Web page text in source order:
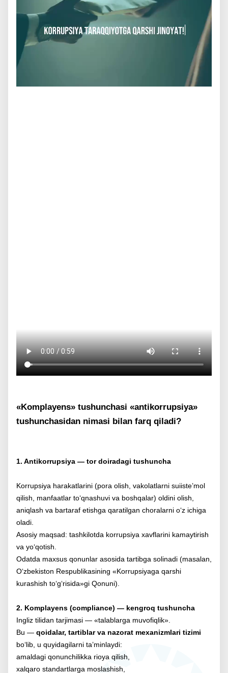
«Komplayens» tushunchasi «antikorrupsiya»
tushunchasidan nimasi bilan farq qiladi?
1. Antikorrupsiya — tor doiradagi tushuncha
Korrupsiya harakatlarini (pora olish, vakolatlarni suiiste’mol
qilish, manfaatlar to‘qnashuvi va boshqalar) oldini olish,
aniqlash va bartaraf etishga qaratilgan choralarni o‘z ichiga
oladi.
Asosiy maqsad: tashkilotda korrupsiya xavflarini kamaytirish
va yo‘qotish.
Odatda maxsus qonunlar asosida tartibga solinadi (masalan,
O‘zbekiston Respublikasining «Korrupsiyaga qarshi
kurashish to‘g‘risida»gi Qonuni).
2. Komplayens (compliance) — kengroq tushuncha
Ingliz tilidan tarjimasi — «talablarga muvofiqlik».
Bu — qoidalar, tartiblar va nazorat mexanizmlari tizimi
bo‘lib, u quyidagilarni ta’minlaydi:
amaldagi qonunchilikka rioya qilish,
xalqaro standartlarga moslashish,